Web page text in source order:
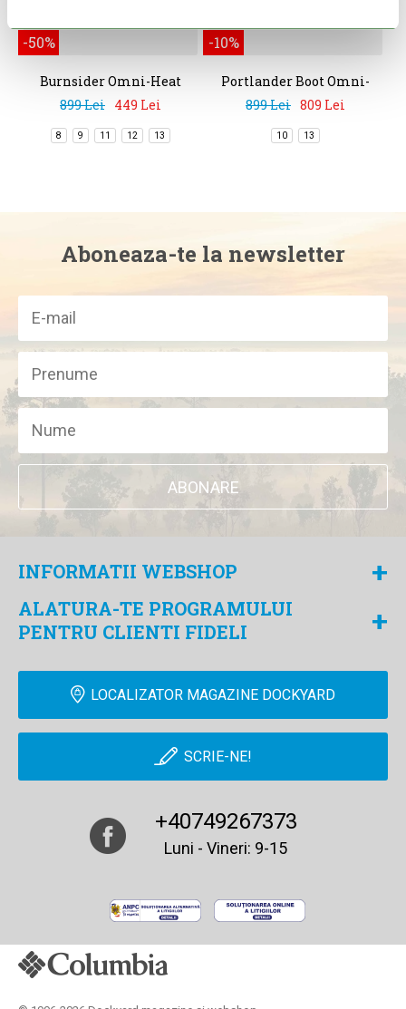
-50%
Burnsider Omni-Heat
Infinity
899 Lei 449 Lei
8 9 11 12 13
-10%
Portlander Boot Omni-
Heat Infinity
899 Lei 809 Lei
10 13
Aboneaza-te la newsletter
ABONARE
INFORMATII WEBSHOP +
ALATURA-TE PROGRAMULUI
PENTRU CLIENTI FIDELI
+
LOCALIZATOR MAGAZINE DOCKYARD
+40749267373
Luni - Vineri: 9-15
SCRIE-NE!